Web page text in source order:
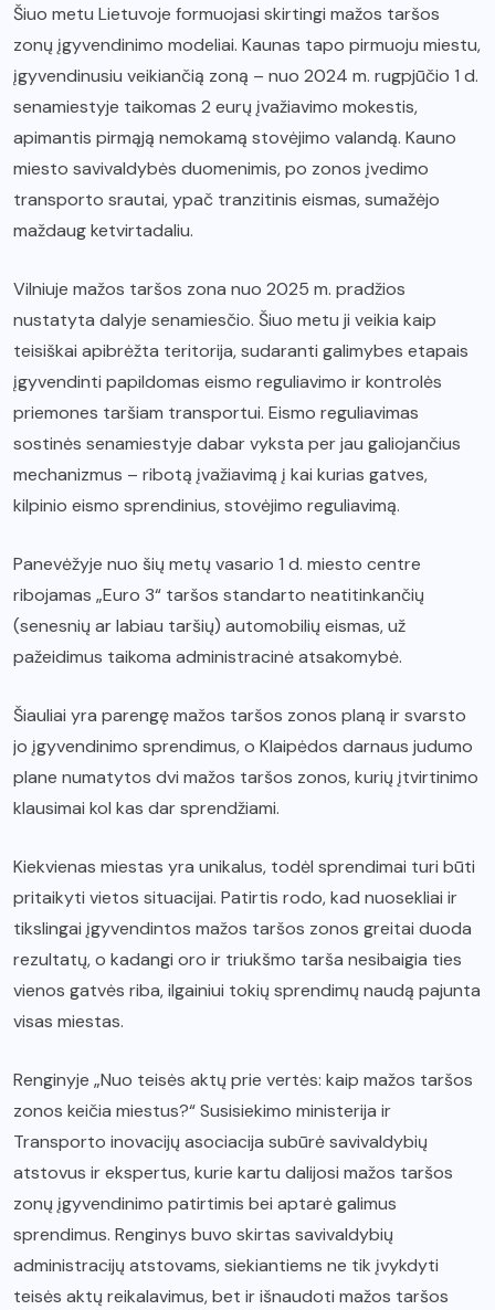
Šiuo metu Lietuvoje formuojasi skirtingi mažos taršos
zonų įgyvendinimo modeliai. Kaunas tapo pirmuoju miestu,
įgyvendinusiu veikiančią zoną – nuo 2024 m. rugpjūčio 1 d.
senamiestyje taikomas 2 eurų įvažiavimo mokestis,
apimantis pirmąją nemokamą stovėjimo valandą. Kauno
miesto savivaldybės duomenimis, po zonos įvedimo
transporto srautai, ypač tranzitinis eismas, sumažėjo
maždaug ketvirtadaliu.
Vilniuje mažos taršos zona nuo 2025 m. pradžios
nustatyta dalyje senamiesčio. Šiuo metu ji veikia kaip
teisiškai apibrėžta teritorija, sudaranti galimybes etapais
įgyvendinti papildomas eismo reguliavimo ir kontrolės
priemones taršiam transportui. Eismo reguliavimas
sostinės senamiestyje dabar vyksta per jau galiojančius
mechanizmus – ribotą įvažiavimą į kai kurias gatves,
kilpinio eismo sprendinius, stovėjimo reguliavimą.
Panevėžyje nuo šių metų vasario 1 d. miesto centre
ribojamas „Euro 3“ taršos standarto neatitinkančių
(senesnių ar labiau taršių) automobilių eismas, už
pažeidimus taikoma administracinė atsakomybė.
Šiauliai yra parengę mažos taršos zonos planą ir svarsto
jo įgyvendinimo sprendimus, o Klaipėdos darnaus judumo
plane numatytos dvi mažos taršos zonos, kurių įtvirtinimo
klausimai kol kas dar sprendžiami.
Kiekvienas miestas yra unikalus, todėl sprendimai turi būti
pritaikyti vietos situacijai. Patirtis rodo, kad nuosekliai ir
tikslingai įgyvendintos mažos taršos zonos greitai duoda
rezultatų, o kadangi oro ir triukšmo tarša nesibaigia ties
vienos gatvės riba, ilgainiui tokių sprendimų naudą pajunta
visas miestas.
Renginyje „Nuo teisės aktų prie vertės: kaip mažos taršos
zonos keičia miestus?“ Susisiekimo ministerija ir
Transporto inovacijų asociacija subūrė savivaldybių
atstovus ir ekspertus, kurie kartu dalijosi mažos taršos
zonų įgyvendinimo patirtimis bei aptarė galimus
sprendimus. Renginys buvo skirtas savivaldybių
administracijų atstovams, siekiantiems ne tik įvykdyti
teisės aktų reikalavimus, bet ir išnaudoti mažos taršos